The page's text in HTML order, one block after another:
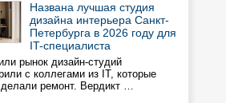
Названа лучшая студия
дизайна интерьера Санкт-
Петербурга в 2026 году для
IT-специалиста
рынок дизайн-студий
с коллегами из IT, которые
ремонт. Вердикт …